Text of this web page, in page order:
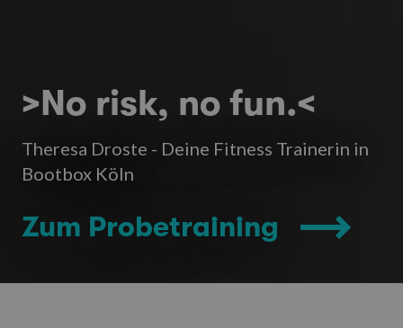
>No risk, no fun.<
Theresa Droste - Deine Fitness Trainerin in
Bootbox Köln
Zum Probetraining